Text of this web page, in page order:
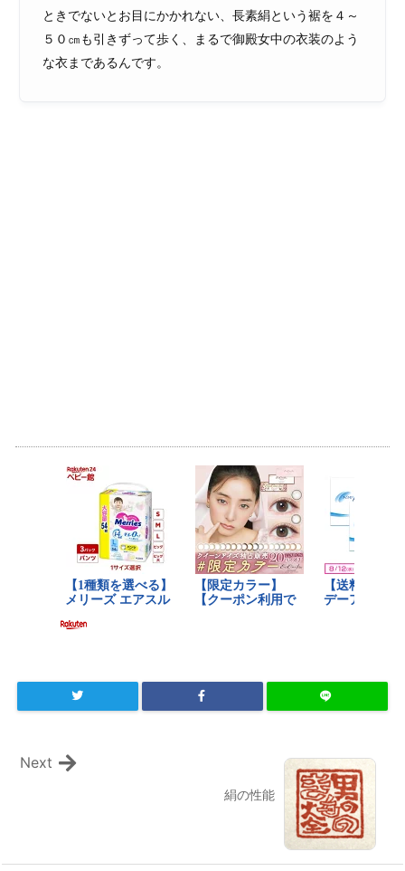
ときでないとお目にかかれない、長素絹という裾を４～
５０㎝も引きずって歩く、まるで御殿女中の衣装のよう
な衣まであるんです。
絹の性能
Next